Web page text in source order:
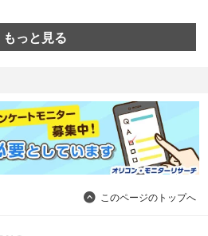
もっと見る
このページのトップへ